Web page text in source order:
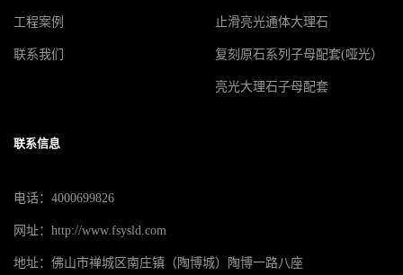
工程案例
联系我们
止滑亮光通体大理石
复刻原石系列子母配套(哑光）
亮光大理石子母配套
联系信息
电话：4000699826
网址：http://www.fsysld.com
地址：佛山市禅城区南庄镇（陶博城）陶博一路八座